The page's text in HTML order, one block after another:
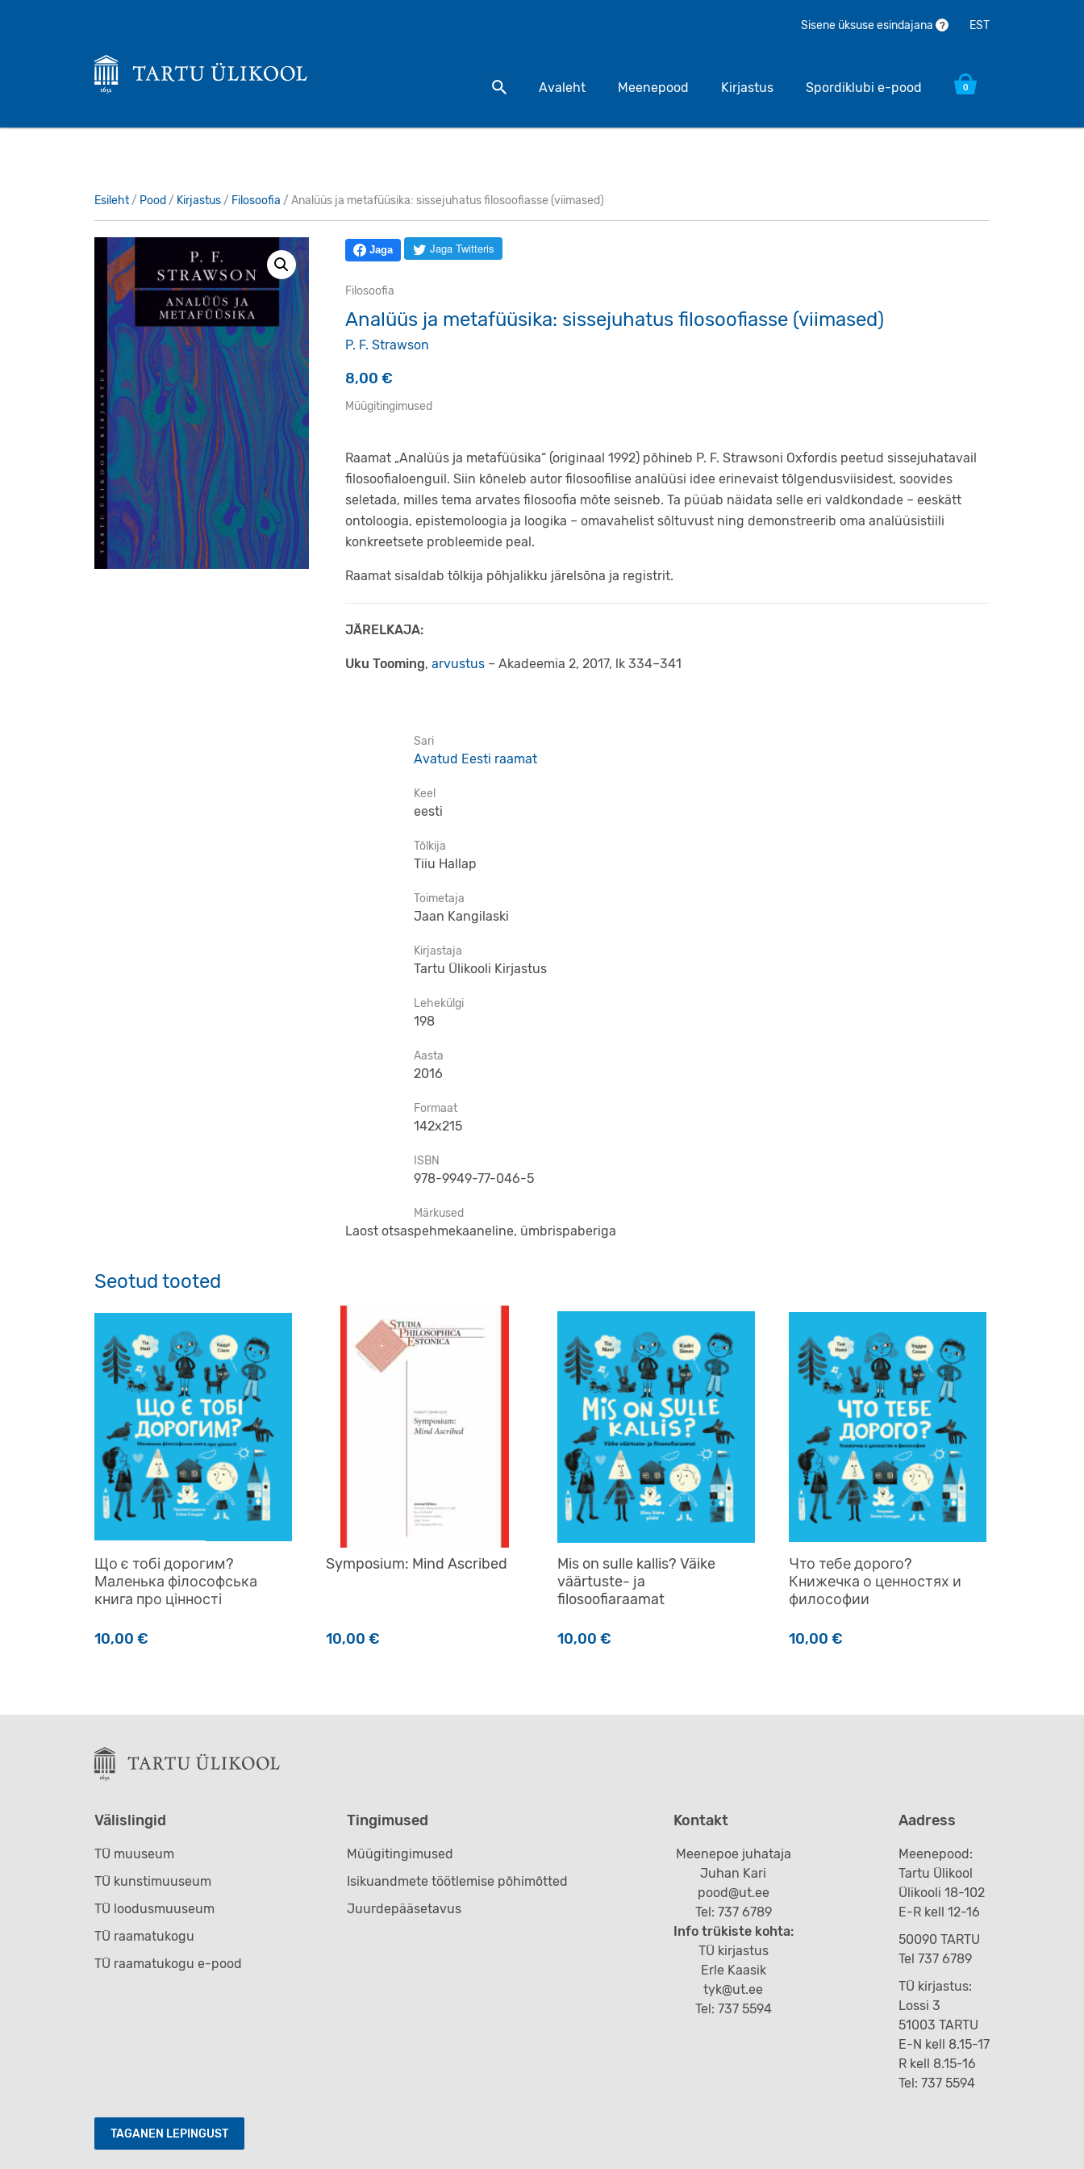
Sisene üksuse esindajana ? EST
Otsi toodetAvaleht Meenepood Kirjastus Spordiklubi e-pood 0
Esileht/ Pood / Kirjastus/ Filosoofia / Analüüs ja metafüüsika: sissejuhatus filosoofiasse (viimased)
Jaga Jaga Twitteris
Filosoofia
Analüüs ja metafüüsika: sissejuhatus filosoofiasse (viimased)
P. F. Strawson
8,00 €
Müügitingimused
Raamat „Analüüs ja metafüüsika“ (originaal 1992) põhineb P. F. Strawsoni Oxfordis peetud sissejuhatavail
filosoofialoenguil. Siin kõneleb autor filosoofilise analüüsi idee erinevaist tõlgendusviisidest, soovides
seletada, milles tema arvates filosoofia mõte seisneb. Ta püüab näidata selle eri valdkondade – eeskätt
ontoloogia, epistemoloogia ja loogika – omavahelist sõltuvust ning demonstreerib oma analüüsistiili
konkreetsete probleemide peal.
Raamat sisaldab tõlkija põhjalikku järelsõna ja registrit.
JÄRELKAJA:
Uku Tooming, arvustus– Akadeemia 2, 2017, lk 334–341
Laost otsas
Sari
Avatud Eesti raamat
Keel
eesti
Tõlkija
Tiiu Hallap
Toimetaja
Jaan Kangilaski
Kirjastaja
Tartu Ülikooli Kirjastus
Lehekülgi
198
Aasta
2016
Formaat
142x215
ISBN
978-9949-77-046-5
Märkused
pehmekaaneline, ümbrispaberiga
Seotud tooted
Що є тобі дорогим?
Маленька філософська
книга про цінності
10,00 €
Symposium: Mind Ascribed
10,00 €
Mis on sulle kallis? Väike
väärtuste- ja
filosoofiaraamat
10,00 €
Что тебе дорого?
Книжечка о ценностях и
философии
10,00 €
Välislingid
TÜ muuseum
TÜ kunstimuuseum
TÜ loodusmuuseum
TÜ raamatukogu
TÜ raamatukogu e-pood
Tingimused
Müügitingimused
Isikuandmete töötlemise põhimõtted
Juurdepääsetavus
Kontakt
Meenepoe juhataja
Juhan Kari
pood@ut.ee
Tel: 737 6789
Info trükiste kohta:
TÜ kirjastus
Erle Kaasik
tyk@ut.ee
Tel: 737 5594
Aadress
Meenepood:
Tartu Ülikool
Ülikooli 18-102
E-R kell 12-16
50090 TARTU
Tel 737 6789
TÜ kirjastus:
Lossi 3
51003 TARTU
E-N kell 8.15-17
R kell 8.15-16
Tel: 737 5594
TAGANEN LEPINGUST